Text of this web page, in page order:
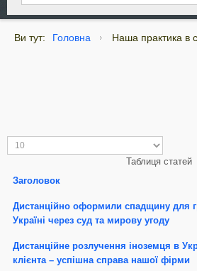
Ви тут: Головна Наша практика в
Таблиця статей
Заголовок
Дистанційно оформили спадщину для
Україні через суд та мирову угоду
Дистанційне розлучення іноземця в
клієнта – успішна справа нашої фірми